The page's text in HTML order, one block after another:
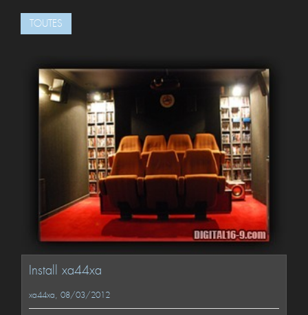
TOUTES
Install xa44xa
xa44xa, 08/03/2012